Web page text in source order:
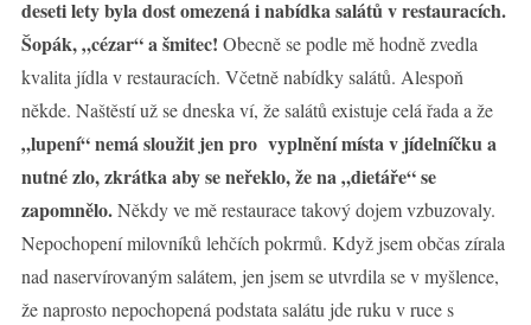
deseti lety byla dost omezená i nabídka salátů v restauracích.
Šopák, „cézar“ a šmitec! Obecně se podle mě hodně zvedla
kvalita jídla v restauracích. Včetně nabídky salátů. Alespoň
někde. Naštěstí už se dneska ví, že salátů existuje celá řada a že
„lupení“ nemá sloužit jen pro vyplnění místa v jídelníčku a
nutné zlo, zkrátka aby se neřeklo, že na „dietáře“ se
zapomnělo.Někdy ve mě restaurace takový dojem vzbuzovaly.
Nepochopení milovníků lehčích pokrmů. Když jsem občas zírala
nad naservírovaným salátem, jen jsem se utvrdila se v myšlence,
že naprosto nepochopená podstata salátu jde ruku v ruce s